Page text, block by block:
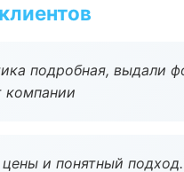
подробная, выдали
компании
и понятный